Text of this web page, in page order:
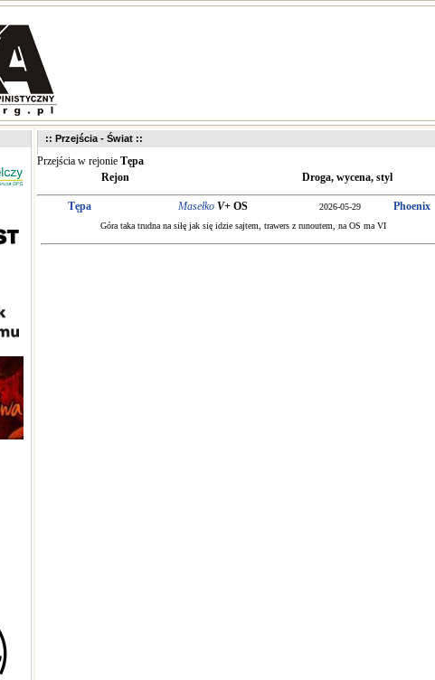
:: Przejścia - Świat ::
Przejścia w rejonie Tępa
Rejon
Droga, wycena, styl
Tępa Masełko V+ OS 2026-05-29 Phoenix
Góra taka trudna na siłę jak się idzie sajtem, trawers z runoutem, na OS ma VI